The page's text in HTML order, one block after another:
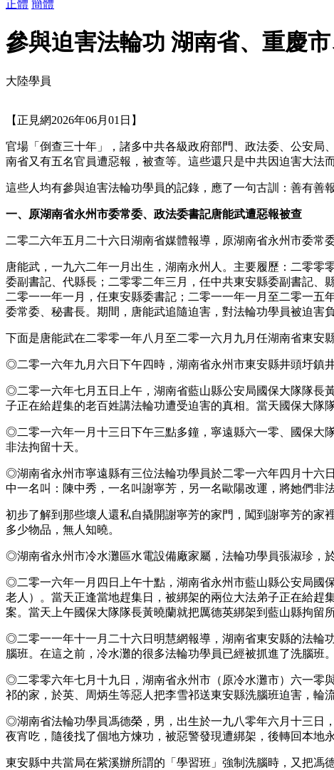
正體 簡體
參與迫害法輪功 湖南省、重慶
大陸學員
【正見網2026年06月01日】
官場「倒查三十年」，諸多中共各級政府部門、政法委、公安
南省又有五名官員遭惡報，被查等。這些還只是中共因迫害大法
這些人均有參與迫害法輪功學員的記錄，應了一句古訓：善有善
一、原湖南省永州市委常委、政法委書記唐能武遭惡報被查
二零二六年五月二十六日湖南省媒體報導，原湖南省永州市委常
唐能武，一九六二年一月出生，湖南永州人。主要履歷：二零
委副書記、代縣長；二零零二年三月，任中共東安縣委副書記
二零一一年一月，任東安縣委書記；二零一一年一月至二零一
委常委、秘書長。期間，唐能武追隨迫害，對法輪功學員被迫害
下面是唐能武在二零零一年八月至二零一六月九月任湖南省東安
◎二零一六年九月六日下午四時，湖南省永州市東安縣井頭圩鎮
◎二零一六年七月五日上午，湖南省藍山縣公安局國保大隊隊長
子正在給趕集的老百姓講法輪功遭受迫害的真相。當天國保大隊
◎二零一六年一月十三日下午三點多鐘，寧遠縣六一零、國保大
非法拘留十天。
◎湖南省永州市寧遠縣有三位法輪功學員於二零一六年四月十六
中一名叫：陳中秀，一名叫謝寧芳，另一名歐陽改運，將她們非
初步了解到那些壞人還私自撬開謝寧芳的家門，闖到謝寧芳的家
多少物品，無人知曉。
◎湖南省永州市冷水灘區水電設備廠家屬，法輪功學員張淑珍，
◎二零一六年一月四日上午十點，湖南省永州市藍山縣公安局國
老人）。當天正逢當地趕集日，被綁架的兩位大法弟子正在給
案。當天上午國保大隊隊長黃曉蘭就把厲德英綁架到藍山縣拘留
◎二零一一年十一月二十六日明慧網報導，湖南省東安縣的法輪
腦班。在這之前，冷水灘的很多法輪功學員已經被抓進了洗腦班
◎二零零六年七月十九日，湖南省永州市（原冷水灘市）六一零
祁的家，於英、周炳生等惡人把李雪祁送東安縣洗腦班迫害，輪
◎湖南省法輪功學員馮德榮，男，出生於一九八零年六月十三日
夜宵吃，隨後找了個地方煉功，被惡警發現遭綁架，後轉回本地
東安縣中共當局在紫溪辦所謂的「學習班」強制洗腦時，又把馮